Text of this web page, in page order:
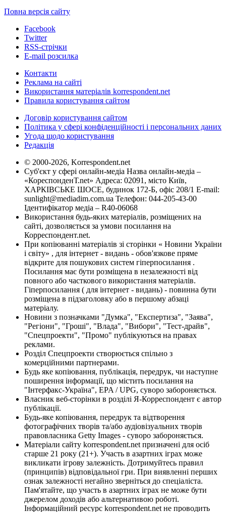
Повна версія сайту
Facebook
Twitter
RSS-стрічки
E-mail розсилка
Контакти
Реклама на сайті
Використання матеріалів korrespondent.net
Правила користування сайтом
Договір користування сайтом
Політика у сфері конфіденційності і персональних даних
Угода щодо користування
Редакція
© 2000-2026, Korrespondent.net
Суб'єкт у сфері онлайн-медіа Назва онлайн-медіа –
«КореспонденТ.net» Адреса: 02091, місто Київ,
ХАРКІВСЬКЕ ШОСЕ, будинок 172-Б, офіс 208/1 E-mail:
sunlight@mediadim.com.ua Телефон: 044-205-43-00
Ідентифікатор медіа – R40-06068
Використання будь-яких матеріалів, розміщених на
сайті, дозволяється за умови посилання на
Корреспондент.net.
При копіюванні матеріалів зі сторінки « Новини України
і світу» , для інтернет - видань - обов'язкове пряме
відкрите для пошукових систем гіперпосилання .
Посилання має бути розміщена в незалежності від
повного або часткового використання матеріалів.
Гіперпосилання ( для інтернет - видань) - повинна бути
розміщена в підзаголовку або в першому абзаці
матеріалу.
Новини з позначками "Думка", "Експертиза", "Заява",
"Регіони", "Гроші", "Влада", "Вибори", "Тест-драйв",
"Спецпроекти", "Промо" публікуються на правах
реклами.
Розділ Спецпроекти створюється спільно з
комерційними партнерами.
Будь яке копіювання, публікація, передрук, чи наступне
поширення інформації, що містить посилання на
"Інтерфакс-Україна", EPA / UPG, суворо забороняється.
Власник веб-сторінки в розділі Я-Корреспондент є автор
публікації.
Будь-яке копіювання, передрук та відтворення
фотографічних творів та/або аудіовізуальних творів
правовласника Getty Images - суворо забороняється.
Матеріали сайту korrespondent.net призначені для осіб
старше 21 року (21+). Участь в азартних іграх може
викликати ігрову залежність. Дотримуйтесь правил
(принципів) відповідальної гри. При виявленні перших
ознак залежності негайно зверніться до спеціаліста.
Пам'ятайте, що участь в азартних іграх не може бути
джерелом доходів або альтернативою роботі.
Інформаційний ресурс korrespondent.net не проводить